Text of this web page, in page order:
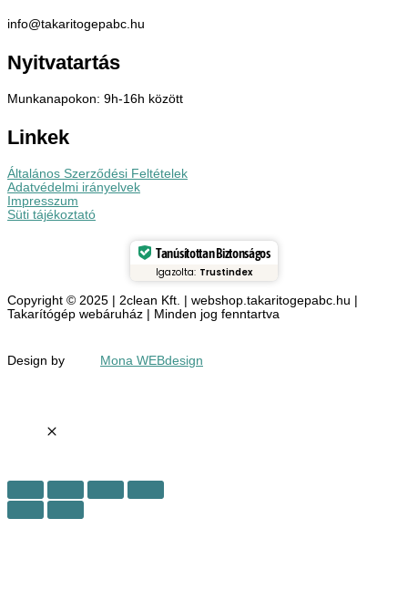
info@takaritogepabc.hu
Nyitvatartás
Munkanapokon: 9h-16h között
Linkek
Általános Szerződési Feltételek
Adatvédelmi irányelvek
Impresszum
Süti tájékoztató
Tanúsítottan Biztonságos
Igazolta: Trustindex
Copyright © 2025 | 2clean Kft. | webshop.takaritogepabc.hu |
Takarítógép webáruház | Minden jog fenntartva
Design by Mona WEBdesign